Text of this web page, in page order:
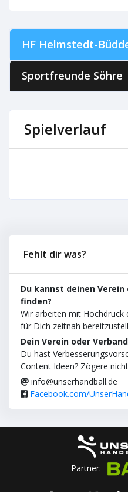
HF Helmstedt-
Sportfreunde Söhre
Spielverlauf
Fehlt dir was?
Du kannst deinen
finden?
Wir arbeiten mit Hochdruck
für Dich zeitnah
Dein Verein oder
Du hast
Content Ideen? Zögere
info@unserhandball.de
Facebook.com/
Partner: